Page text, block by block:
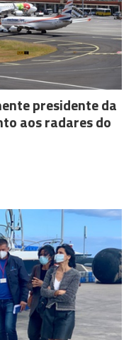
presidente da
aos radares do